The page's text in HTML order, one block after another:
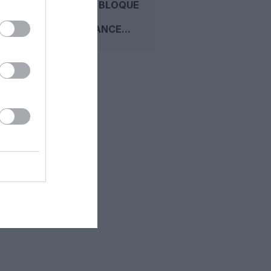
L’ACCORD BLOQUE
MAINTENANCE...